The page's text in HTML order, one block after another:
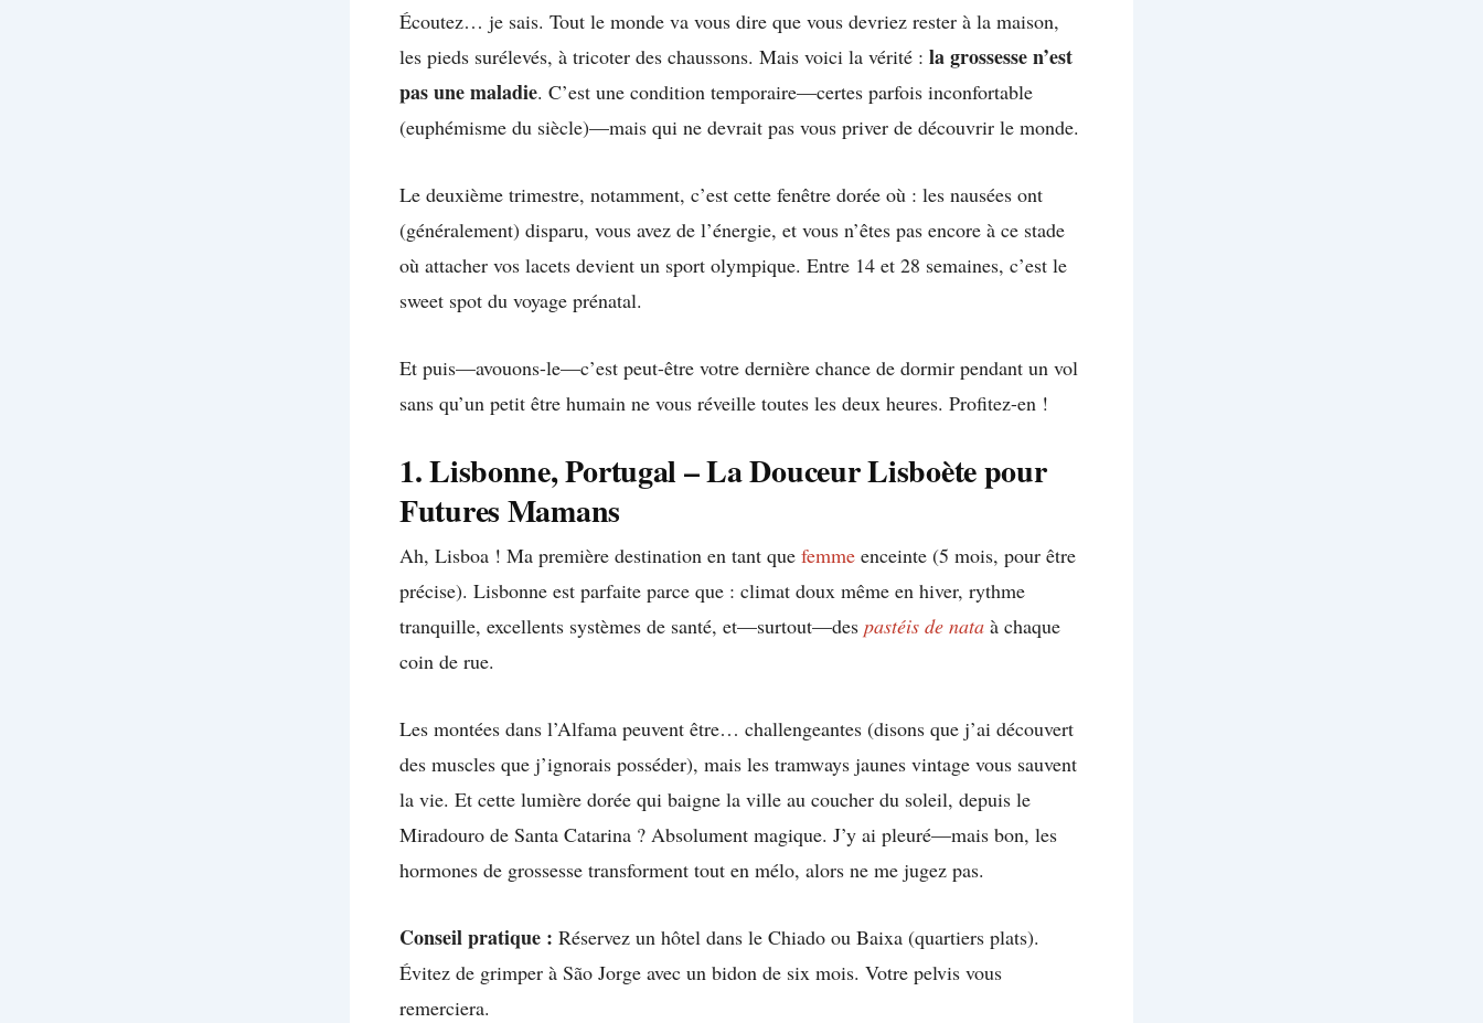
Écoutez… je sais. Tout le monde va vous dire que vous devriez rester à la maison,
les pieds surélevés, à tricoter des chaussons. Mais voici la vérité : la grossesse n’est
pas une maladie. C’est une condition temporaire—certes parfois inconfortable
(euphémisme du siècle)—mais qui ne devrait pas vous priver de découvrir le monde.
Le deuxième trimestre, notamment, c’est cette fenêtre dorée où : les nausées ont
(généralement) disparu, vous avez de l’énergie, et vous n’êtes pas encore à ce stade
où attacher vos lacets devient un sport olympique. Entre 14 et 28 semaines, c’est le
sweet spot du voyage prénatal.
Et puis—avouons-le—c’est peut-être votre dernière chance de dormir pendant un vol
sans qu’un petit être humain ne vous réveille toutes les deux heures. Profitez-en !
1. Lisbonne, Portugal – La Douceur Lisboète pour
Futures Mamans
Ah, Lisboa ! Ma première destination en tant que femme enceinte (5 mois, pour être
précise). Lisbonne est parfaite parce que : climat doux même en hiver, rythme
tranquille, excellents systèmes de santé, et—surtout—des pastéis de nata à chaque
coin de rue.
Les montées dans l’Alfama peuvent être… challengeantes (disons que j’ai découvert
des muscles que j’ignorais posséder), mais les tramways jaunes vintage vous sauvent
la vie. Et cette lumière dorée qui baigne la ville au coucher du soleil, depuis le
Miradouro de Santa Catarina ? Absolument magique. J’y ai pleuré—mais bon, les
hormones de grossesse transforment tout en mélo, alors ne me jugez pas.
Conseil pratique : Réservez un hôtel dans le Chiado ou Baixa (quartiers plats).
Évitez de grimper à São Jorge avec un bidon de six mois. Votre pelvis vous
remerciera.